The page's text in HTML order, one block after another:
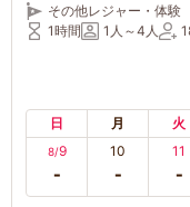
その他レジャー・体験
1時間
1人～4人
日 月 火
8/9 10 11